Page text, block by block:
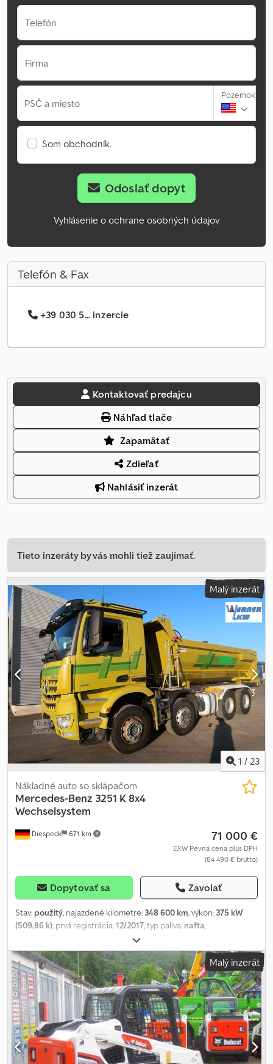
Telefón
Firma
PSČ a miesto
Pozemok
Som obchodník.
Odoslať dopyt
Vyhlásenie o ochrane osobných údajov
Telefón & Fax
+39 030 5... inzercie
Kontaktovať predajcu
Náhľad tlače
Zapamätať
Zdieľať
Nahlásiť inzerát
Tieto inzeráty by vás mohli tiež zaujímať.
Malý inzerát
1 / 23
Diespeck 671 km
Nákladné auto so sklápačom
Mercedes-Benz 3251 K 8x4
Wechselsystem
71 000 €
EXW Pevná cena plus DPH
(84 490 € brutto)
Dopytovať sa Zavolať
Stav: použitý, najazdené kilometre: 348 600 km, výkon: 375 kW
(509,86 k) , prvá registrácia:12/2017 , typ paliva: nafta
14 500 kg
veľkosť pneumatiky:315/80 R22,5, konfigurácia náprav:8x4, brzdy:
retardér, farba:žltá, typ prevodu: automatický, zavesenie:oceľ-
vzduch, Výbava:ABS, nezávislé kúrenie, nízka hlučnosť, prípojné
zariadenie, retardér, systém kontroly trakcie, tempomat,
uzávierka diferenciálu, ďalšie svetlomety , Nádrž na močovinu
(AdBlue) Zdvihový objem 12 809 ccm Tiahlo pre prívesy s 50mm
čapom Hydraulika (pomocný pohon) EBS Navigačný systém Euro
6 C Cedpfx Acjvk Un Sebjrf Užitočné zaťaženie 17 500 kg
Automatická klimatizácia Dautel oceľová guľatá korba hydraulicky
Malý inzerát